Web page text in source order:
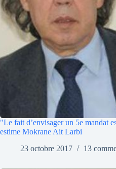
"Le fait d’envisager un 5e mandat
estime Mokrane Ait Larbi
23 octobre 2017
13